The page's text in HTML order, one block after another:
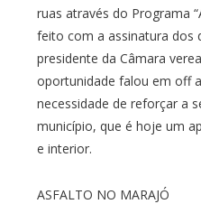
ruas através do Programa
feito com a assinatura dos
presidente da Câmara
oportunidade falou em off
necessidade de reforçar a
município, que é hoje um
e interior.
ASFALTO NO MARAJÓ